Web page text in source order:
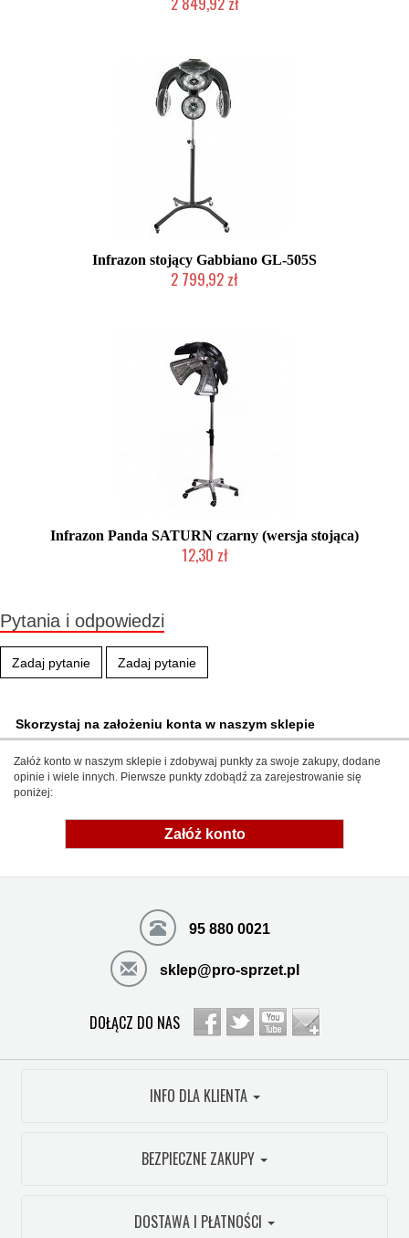
Infrazon stojący Gabbiano GL-505S
2 799,92 zł
Infrazon Panda SATURN czarny (wersja stojąca)
12,30 zł
Pytania i odpowiedzi
Zadaj pytanie Zadaj pytanie
Skorzystaj na założeniu konta w naszym sklepie
Załóż konto w naszym sklepie i zdobywaj punkty za swoje zakupy, dodane
opinie i wiele innych. Pierwsze punkty zdobądź za zarejestrowanie się
poniżej:
Załóż konto
95 880 0021
sklep@pro-sprzet.pl
DOŁĄCZ DO NAS
INFO DLA KLIENTA
BEZPIECZNE ZAKUPY
DOSTAWA I PŁATNOŚCI